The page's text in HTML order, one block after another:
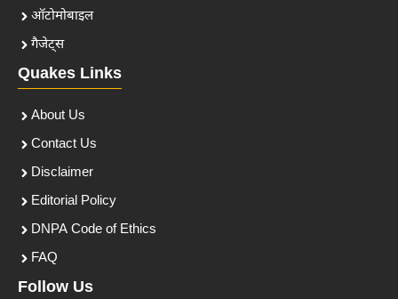
ऑटोमोबाइल
गैजेट्स
Quakes Links
About Us
Contact Us
Disclaimer
Editorial Policy
DNPA Code of Ethics
FAQ
Follow Us